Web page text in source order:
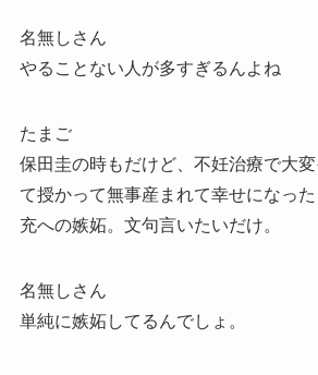
名無しさん
やることない人が多すぎるんよね
たまご
保田圭の時もだけど、不妊治療で大
て授かって無事産まれて幸せになっ
充への嫉妬。文句言いたいだけ。
名無しさん
単純に嫉妬してるんでしょ。